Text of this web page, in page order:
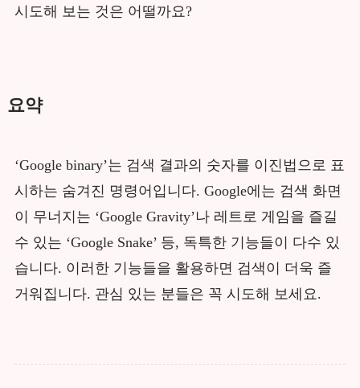
시도해 보는 것은 어떨까요?
요약
‘Google binary’는 검색 결과의 숫자를 이진법으로 표
시하는 숨겨진 명령어입니다. Google에는 검색 화면
이 무너지는 ‘Google Gravity’나 레트로 게임을 즐길
수 있는 ‘Google Snake’ 등, 독특한 기능들이 다수 있
습니다. 이러한 기능들을 활용하면 검색이 더욱 즐
거워집니다. 관심 있는 분들은 꼭 시도해 보세요.